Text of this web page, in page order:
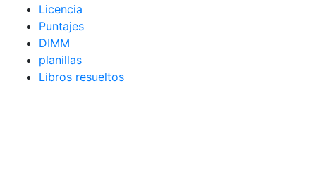
Licencia
Puntajes
DIMM
planillas
Libros resueltos